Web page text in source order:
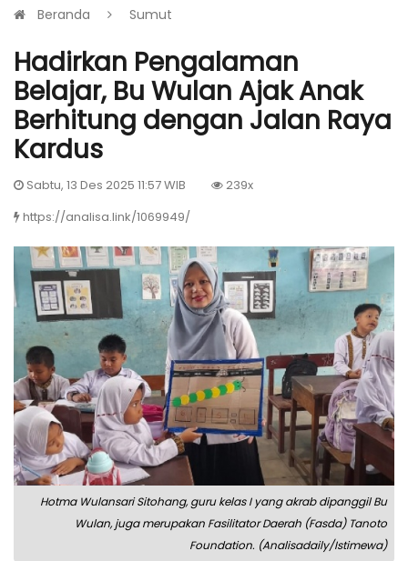
Beranda Sumut
Hadirkan Pengalaman
Belajar, Bu Wulan Ajak Anak
Berhitung dengan Jalan Raya
Kardus
Sabtu, 13 Des 2025 11:57 WIB
239x
https://analisa.link/1069949/
Hotma Wulansari Sitohang, guru kelas I yang akrab dipanggil Bu
Wulan, juga merupakan Fasilitator Daerah (Fasda) Tanoto
Foundation. (Analisadaily/Istimewa)